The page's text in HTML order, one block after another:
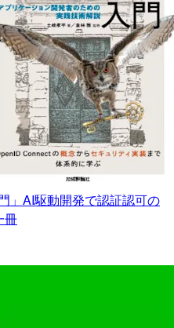
」AI駆動開発で認証認可の
冊